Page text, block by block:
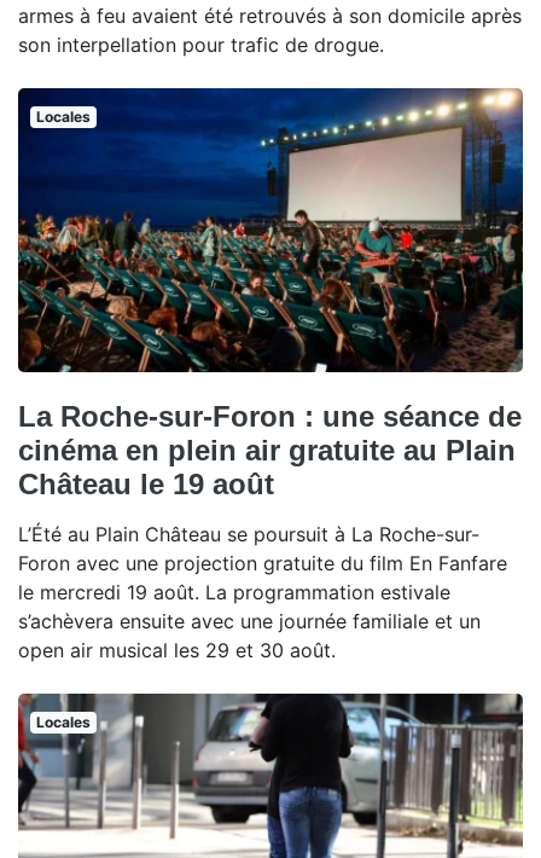
armes à feu avaient été retrouvés à son domicile après
son interpellation pour trafic de drogue.
Locales
La Roche-sur-Foron : une séance de
cinéma en plein air gratuite au Plain
Château le 19 août
L’Été au Plain Château se poursuit à La Roche-sur-
Foron avec une projection gratuite du film En Fanfare
le mercredi 19 août. La programmation estivale
s’achèvera ensuite avec une journée familiale et un
open air musical les 29 et 30 août.
Locales